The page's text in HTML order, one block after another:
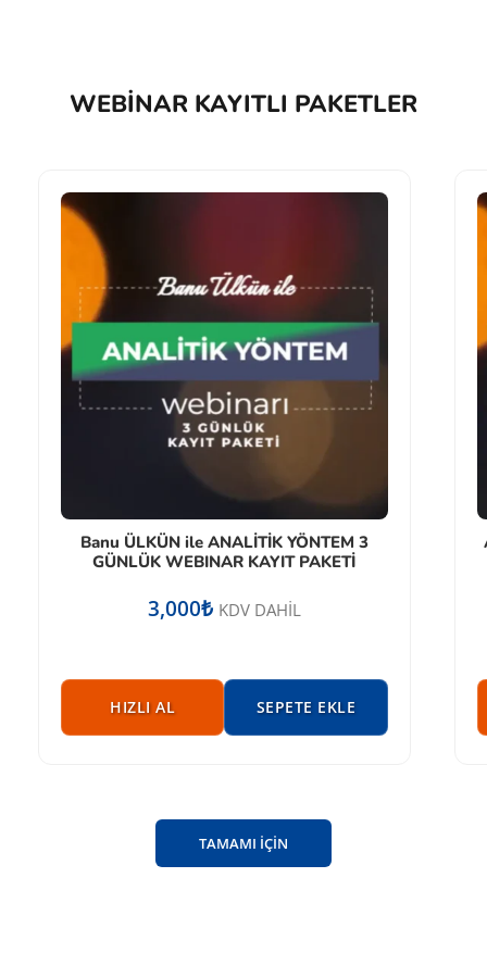
WEBINAR KAYITLI PAKETLER
Banu ÜLKÜN ile ANALİTİK YÖNTEM 3
GÜNLÜK WEBINAR KAYIT PAKETİ
3,000₺ KDV DAHİL
HIZLI AL SEPETE EKLE
TAMAMI İÇİN